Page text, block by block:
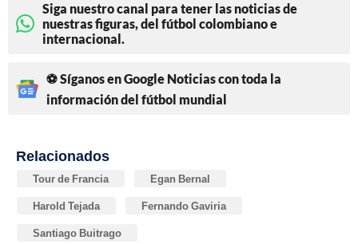
Siga nuestro canal para tener las noticias de
nuestras figuras, del fútbol colombiano e
internacional.
⚽ Síganos en Google Noticias con toda la
información del fútbol mundial
Relacionados
Tour de Francia Egan Bernal
Harold Tejada Fernando Gaviria
Santiago Buitrago